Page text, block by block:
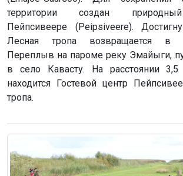
территории создан
Пейпсивеере (Peipsiveere).
Лесная тропа возвращается в
Переплыв на пароме реку Эмайыги,
в село Кавасту. На расстоянии
находится Гостевой центр
тропа.